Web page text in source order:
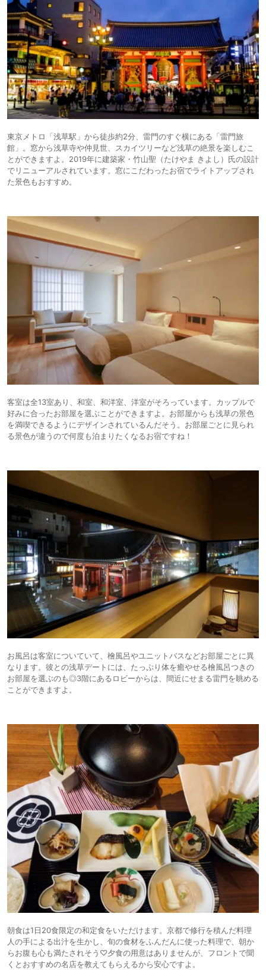
東京メトロ「浅草駅」から徒歩約2分、雷門のすぐ横にある「雷門旅
館」。窓から浅草寺や仲見世、スカイツリーなど浅草の絶景を楽しむこ
とができますよ。2019年に建築家・竹山聖（たけやま きよし）氏の設計
でリニューアルされています。窓にこだわったお宿でライトアップされ
た景色もおすすめ。
客室は全13室あり、和室、和洋室、洋室がそろっています。カップルで
好みに合ったお部屋を選ぶことができますよ。お部屋からも浅草の景色
を満喫できるようにデザインされているんだそう。お部屋ごとに見られ
る景色が違うので何度も泊まりたくなるお宿ですね！
お風呂は客室についていて、檜風呂やユニットバスなどお部屋ごとに異
なります。彼との浅草デートには、たっぷり体を癒やせる檜風呂つきの
お部屋を選ぶのも◎3階にあるロビーからは、間近にせまる雷門を眺める
ことができますよ。
朝食は1日20食限定の和定食をいただけます。京都で修行を積んだ料理
人の手による出汁を生かし、旬の食材をふんだんに使った料理で、朝か
らお腹も心も満たされそう♡夕食の用意はありませんが、フロントで聞
くとおすすめの名店を教えてもらえるから安心ですよ。